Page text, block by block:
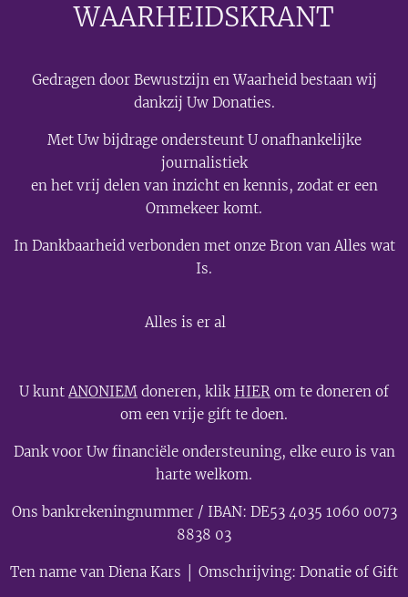
WAARHEIDSKRANT
Gedragen door Bewustzijn en Waarheid bestaan wij
dankzij Uw Donaties.
Met Uw bijdrage ondersteunt U onafhankelijke
journalistiek
en het vrij delen van inzicht en kennis, zodat er een
Ommekeer komt.
In Dankbaarheid verbonden met onze Bron van Alles wat
Is.
Alles is er al
U kuntANONIEM doneren, klikHIER om te doneren of
om een vrije gift te doen.
Dank voor Uw financiële ondersteuning, elke euro is van
harte welkom.
Ons bankrekeningnummer / IBAN: DE53 4035 1060 0073
8838 03
Ten name van Diena Kars │ Omschrijving: Donatie of Gift